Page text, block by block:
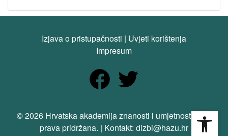
Izjava o pristupačnosti | Uvjeti korištenja
Impresum
© 2026 Hrvatska akademija znanosti i umjetnosti. Sva
prava pridržana. | Kontakt: dizbi@hazu.hr